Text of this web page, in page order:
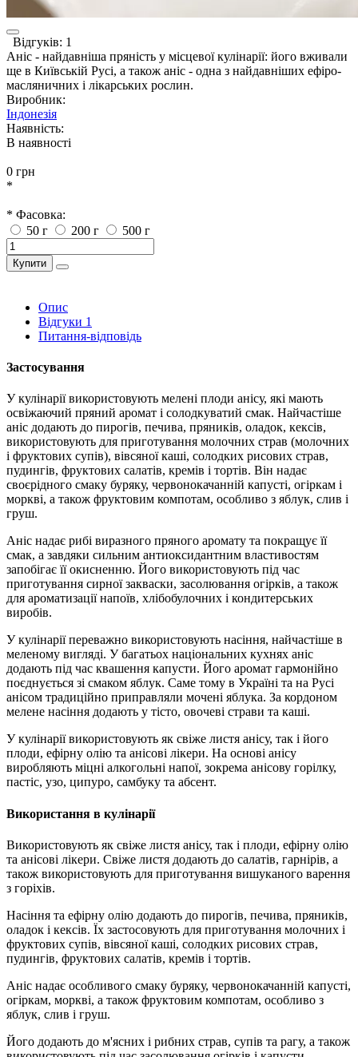
Відгуків: 1
Аніс - найдавніша пряність у місцевої кулінарії: його вживали
ще в Київській Русі, а також аніс - одна з найдавніших ефіро-
масляничних і лікарських рослин.
Виробник:
Індонезія
Наявність:
В наявності
0 грн
*
* Фасовка:
50 г
200 г 500 г
Купити
Опис
Відгуки 1
Питання-відповідь
Застосування
У кулінарії використовують мелені плоди анісу, які мають
освіжаючий пряний аромат і солодкуватий смак. Найчастіше
аніс додають до пирогів, печива, пряників, оладок, кексів,
використовують для приготування молочних страв (молочних
і фруктових супів), вівсяної каші, солодких рисових страв,
пудингів, фруктових салатів, кремів і тортів. Він надає
своєрідного смаку буряку, червонокачанній капусті, огіркам і
моркві, а також фруктовим компотам, особливо з яблук, слив і
груш.
Аніс надає рибі виразного пряного аромату та покращує її
смак, а завдяки сильним антиоксидантним властивостям
запобігає її окисненню. Його використовують під час
приготування сирної закваски, засолювання огірків, а також
для ароматизації напоїв, хлібобулочних і кондитерських
виробів.
У кулінарії переважно використовують насіння, найчастіше в
меленому вигляді. У багатьох національних кухнях аніс
додають під час квашення капусти. Його аромат гармонійно
поєднується зі смаком яблук. Саме тому в Україні та на Русі
анісом традиційно приправляли мочені яблука. За кордоном
мелене насіння додають у тісто, овочеві страви та каші.
У кулінарії використовують як свіже листя анісу, так і його
плоди, ефірну олію та анісові лікери. На основі анісу
виробляють міцні алкогольні напої, зокрема анісову горілку,
пастіс, узо, ципуро, самбуку та абсент.
Використання в кулінарії
Використовують як свіже листя анісу, так і плоди, ефірну олію
та анісові лікери. Свіже листя додають до салатів, гарнірів, а
також використовують для приготування вишуканого варення
з горіхів.
Насіння та ефірну олію додають до пирогів, печива, пряників,
оладок і кексів. Їх застосовують для приготування молочних і
фруктових супів, вівсяної каші, солодких рисових страв,
пудингів, фруктових салатів, кремів і тортів.
Аніс надає особливого смаку буряку, червонокачанній капусті,
огіркам, моркві, а також фруктовим компотам, особливо з
яблук, слив і груш.
Його додають до м'ясних і рибних страв, супів та рагу, а також